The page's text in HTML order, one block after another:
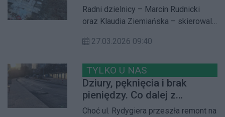
Radni dzielnicy – Marcin Rudnicki
oraz Klaudia Ziemiańska – skierowali
uszkodzonego odcinka drogi przy ul.
27.03.2026 09:40
TYLKO U NAS
Dziury, pęknięcia i brak
pieniędzy. Co dalej z
remontem ul. Rydygiera?
Choć ul. Rydygiera przeszła remont na